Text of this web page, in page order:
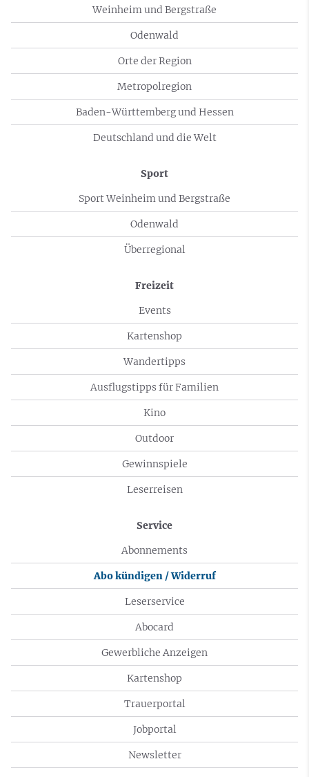
Weinheim und Bergstraße
Odenwald
Orte der Region
Metropolregion
Baden-Württemberg und Hessen
Deutschland und die Welt
Sport
Sport Weinheim und Bergstraße
Odenwald
Überregional
Freizeit
Events
Kartenshop
Wandertipps
Ausflugstipps für Familien
Kino
Outdoor
Gewinnspiele
Leserreisen
Service
Abonnements
Abo kündigen / Widerruf
Leserservice
Abocard
Gewerbliche Anzeigen
Kartenshop
Trauerportal
Jobportal
Newsletter